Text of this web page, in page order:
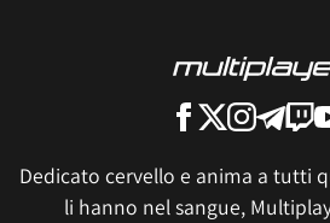
Dedicato cervello e anima a tutti
li hanno nel sangue,